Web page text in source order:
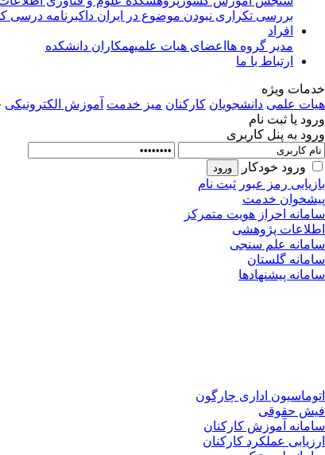
بررسی تکراری نبودن موضوع در ایران داکبرنامه درسی
افراد
مدیر گروه ها اعضای هیات علمیهمکاران دانشکده
ارتباط با ما
خدمات ویژه
هیات علمی دانشجویان کارکنان میز خدمت آموزش الکترونیکی
ورود یا ثبت نام
ورود به پنل کاربری
ورود خودکار
بازیابی رمز عبور ثبت نام
پیشخوان خدمت
سامانه احراز هویت متمرکز
اطلاعات پژوهشی
سامانه علم سنجی
سامانه گلستان
سامانه پیشنهادها
اتوماسیون اداری چارگون
فیش حقوقی
سامانه آموزش کارکنان
ارزیابی عملکرد کارکنان